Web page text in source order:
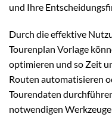
und Ihre
Durch die effektive
Tourenplan Vorlage
optimieren und so Zeit
Routen automatisieren
Tourendaten
notwendigen